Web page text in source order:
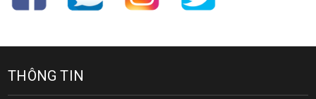
THÔNG TIN